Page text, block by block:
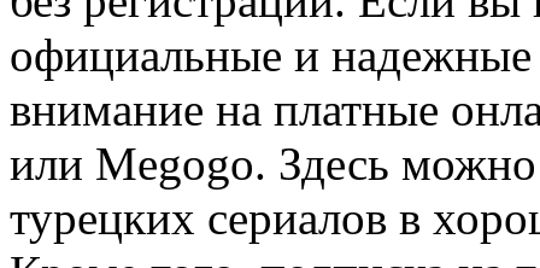
официальные и надежные
внимание на платные
или Megogo. Здесь
турецких сериалов в